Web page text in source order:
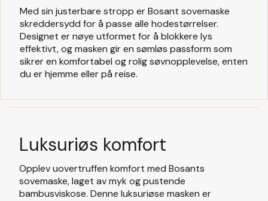
Med sin justerbare stropp er Bosant sovemaske
skreddersydd for å passe alle hodestørrelser.
Designet er nøye utformet for å blokkere lys
effektivt, og masken gir en sømløs passform som
sikrer en komfortabel og rolig søvnopplevelse, enten
du er hjemme eller på reise.
Luksuriøs komfort
Opplev uovertruffen komfort med Bosants
sovemaske, laget av myk og pustende
bambusviskose. Denne luksuriøse masken er